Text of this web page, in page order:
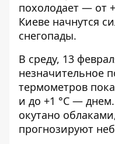
похолодает — от
Киеве начнутся
снегопады.
В среду, 13
незначительное
термометров
и до +1 °C —
окутано
прогнозируют